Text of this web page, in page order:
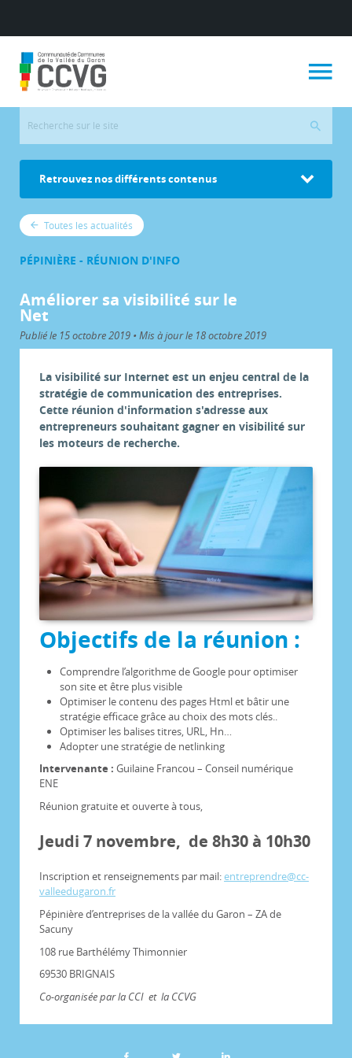
Retrouvez nos différents contenus
Toutes les actualités
PÉPINIÈRE - RÉUNION D'INFO
Améliorer sa visibilité sur le
Net
Publié le 15 octobre 2019 • Mis à jour le 18 octobre 2019
La visibilité sur Internet est un enjeu central de la
stratégie de communication des entreprises.
Cette réunion d'information s'adresse aux
entrepreneurs souhaitant gagner en visibilité sur
les moteurs de recherche.
Objectifs de la réunion :
Comprendre l’algorithme de Google pour optimiser
son site et être plus visible
Optimiser le contenu des pages Html et bâtir une
stratégie efficace grâce au choix des mots clés..
Optimiser les balises titres, URL, Hn…
Adopter une stratégie de netlinking
Intervenante : Guilaine Francou – Conseil numérique
ENE
Réunion gratuite et ouverte à tous,
Jeudi 7 novembre, de 8h30 à 10h30
Inscription et renseignements par mail:entreprendre@cc-
valleedugaron.fr
Pépinière d’entreprises de la vallée du Garon – ZA de
Sacuny
108 rue Barthélémy Thimonnier
69530 BRIGNAIS
Co-organisée par la CCI et la CCVG